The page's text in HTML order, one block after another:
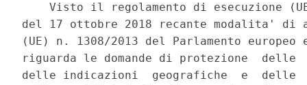
Visto il regolamento di esecuzione
del 17 ottobre 2018 recante modalita' di
(UE) n. 1308/2013 del Parlamento
riguarda le domande di protezione
delle indicazioni  geografiche  e  delle